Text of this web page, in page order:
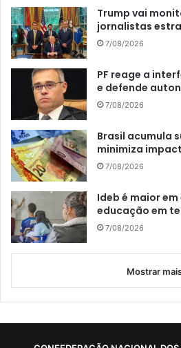
Trump vai
jornalistas
7/08/2026
PF reage a
e defende
7/08/2026
Brasil acumula
minimiza
7/08/2026
Ideb é maior
educação em
7/08/2026
Mostrar